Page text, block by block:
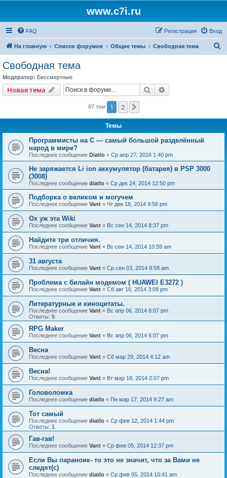
www.c7i.ru
FAQ Вход
Регистрация
На главную Список форумов Общие темы Свободная тема
Свободная тема
Модератор: Бессмертные
Новая тема Поиск
87 тем 1 2
Темы
Программисты на C — самый большой разделённый
народ в мире?
Последнее сообщение Diatlo « Ср апр 27, 2016 1:40 pm
Не заряжается Li ion аккумулятор (батарея) в PSP 3000
(3008)
Последнее сообщение diatlo « Ср дек 24, 2014 12:50 pm
Подборка о великом и могучем
Последнее сообщение Vant « Чт дек 18, 2014 9:56 pm
Ох уж эта Wiki
Последнее сообщение Vant « Вс сен 14, 2014 8:37 pm
Найдите три отличия.
Последнее сообщение Vant « Вс сен 14, 2014 10:59 am
31 августа
Последнее сообщение Vant « Ср сен 03, 2014 9:58 am
Проблема с билайн модемом ( HUAWEI E3272 )
Последнее сообщение Vant « Сб авг 16, 2014 3:09 pm
Литературные и киноцитаты.
Последнее сообщение Vant « Вс апр 06, 2014 8:07 pm
Ответы: 5
RPG Maker
Последнее сообщение Vant « Вс апр 06, 2014 6:07 pm
Весна
Последнее сообщение Vant « Сб мар 29, 2014 4:12 am
Весна!
Последнее сообщение Vant « Вт мар 18, 2014 2:07 pm
Головоломка
Последнее сообщение diatlo « Пн мар 17, 2014 9:27 am
Тот самый
Последнее сообщение diatlo « Ср фев 12, 2014 1:44 pm
Ответы: 1
Гав-гав!
Последнее сообщение Vant « Ср фев 05, 2014 12:37 pm
Если Вы параноик- то это не значит, что за Вами не
следят(с)
Последнее сообщение diatlo « Ср фев 05, 2014 10:41 am